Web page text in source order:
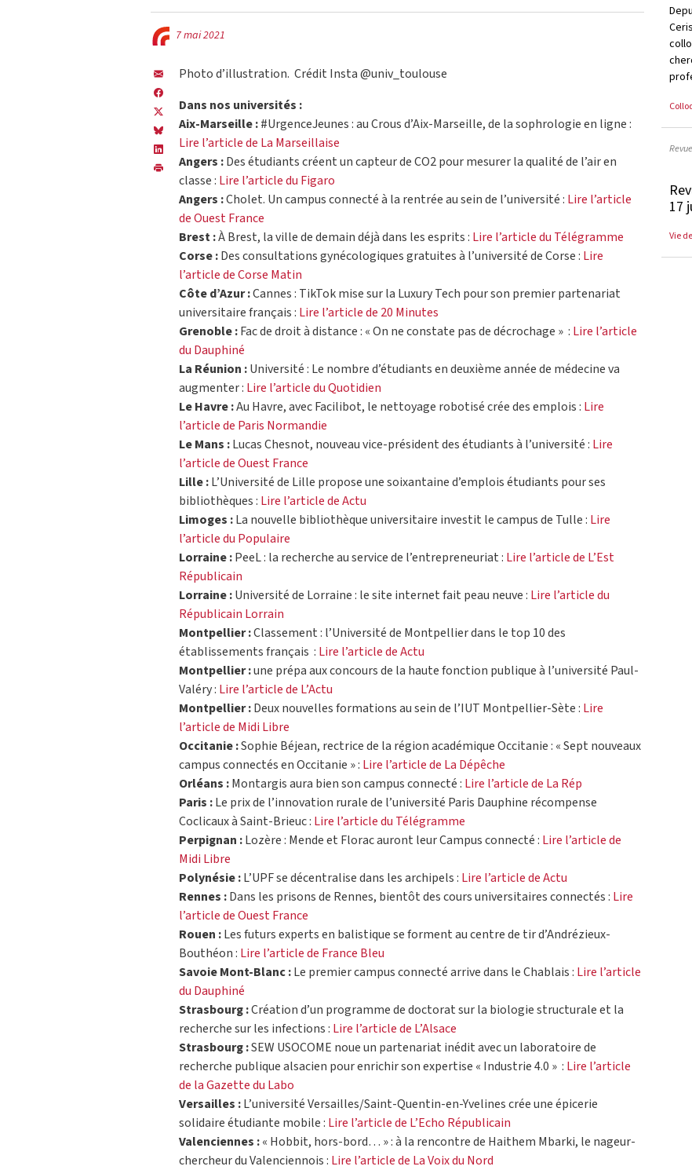
7 mai 2021
Photo d’illustration. Crédit Insta @univ_toulouse
Dans nos universités :
Aix-Marseille :#UrgenceJeunes : au Crous d’Aix-Marseille, de la sophrologie en ligne :
Lire l’article de La Marseillaise
Angers :Des étudiants créent un capteur de CO2 pour mesurer la qualité de l’air en
classe : Lire l’article du Figaro
Angers :Cholet. Un campus connecté à la rentrée au sein de l’université : Lire l’article
de Ouest France
Brest :À Brest, la ville de demain déjà dans les esprits : Lire l’article du Télégramme
Corse :Des consultations gynécologiques gratuites à l’université de Corse : Lire
l’article de Corse Matin
Côte d’Azur :Cannes : TikTok mise sur la Luxury Tech pour son premier partenariat
universitaire français : Lire l’article de 20 Minutes
Grenoble :Fac de droit à distance : « On ne constate pas de décrochage » : Lire l’article
du Dauphiné
La Réunion :Université : Le nombre d’étudiants en deuxième année de médecine va
augmenter : Lire l’article du Quotidien
Le Havre :Au Havre, avec Facilibot, le nettoyage robotisé crée des emplois : Lire
l’article de Paris Normandie
Le Mans :Lucas Chesnot, nouveau vice-président des étudiants à l’université : Lire
l’article de Ouest France
Lille :L’Université de Lille propose une soixantaine d’emplois étudiants pour ses
bibliothèques : Lire l’article de Actu
Limoges :La nouvelle bibliothèque universitaire investit le campus de Tulle : Lire
l’article du Populaire
Lorraine :PeeL : la recherche au service de l’entrepreneuriat : Lire l’article de L’Est
Républicain
Lorraine :Université de Lorraine : le site internet fait peau neuve : Lire l’article du
Républicain Lorrain
Montpellier :Classement : l’Université de Montpellier dans le top 10 des
établissements français : Lire l’article de Actu
Montpellier :une prépa aux concours de la haute fonction publique à l’université Paul-
Valéry : Lire l’article de L’Actu
Montpellier :Deux nouvelles formations au sein de l’IUT Montpellier-Sète : Lire
l’article de Midi Libre
Occitanie :Sophie Béjean, rectrice de la région académique Occitanie : « Sept nouveaux
campus connectés en Occitanie » : Lire l’article de La Dépêche
Orléans :Montargis aura bien son campus connecté : Lire l’article de La Rép
Paris :Le prix de l’innovation rurale de l’université Paris Dauphine récompense
Coclicaux à Saint-Brieuc : Lire l’article du Télégramme
Perpignan :Lozère : Mende et Florac auront leur Campus connecté : Lire l’article de
Midi Libre
Polynésie :L’UPF se décentralise dans les archipels : Lire l’article de Actu
Rennes :Dans les prisons de Rennes, bientôt des cours universitaires connectés : Lire
l’article de Ouest France
Rouen :Les futurs experts en balistique se forment au centre de tir d’Andrézieux-
Bouthéon : Lire l’article de France Bleu
Savoie Mont-Blanc :Le premier campus connecté arrive dans le Chablais : Lire l’article
du Dauphiné
Strasbourg :Création d’un programme de doctorat sur la biologie structurale et la
recherche sur les infections : Lire l’article de L’Alsace
Strasbourg :SEW USOCOME noue un partenariat inédit avec un laboratoire de
recherche publique alsacien pour enrichir son expertise « Industrie 4.0 » : Lire l’article
de la Gazette du Labo
Versailles :L’université Versailles/Saint-Quentin-en-Yvelines crée une épicerie
solidaire étudiante mobile : Lire l’article de L’Echo Républicain
Valenciennes :« Hobbit, hors-bord… » : à la rencontre de Haithem Mbarki, le nageur-
chercheur du Valenciennois : Lire l’article de La Voix du Nord
17
Vie